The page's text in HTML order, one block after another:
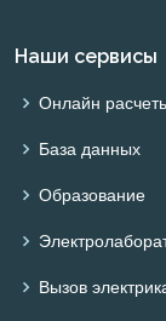
Наши сервисы
Онлайн
База данных
Образование
Вызов